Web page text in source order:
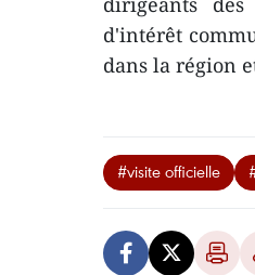
d'intérêt
dans la région
#visite officielle